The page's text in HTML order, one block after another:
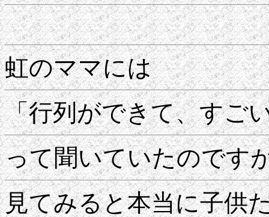
虹のママには
「行列ができて、すご
って聞いていたのです
見てみると本当に子供